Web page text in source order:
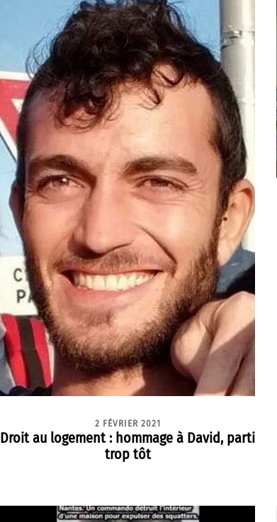
2 FÉVRIER 2021
Droit au logement : hommage à David, parti
trop tôt